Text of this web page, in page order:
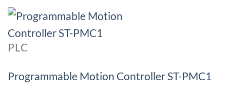
PLC
Programmable Motion Controller ST-PMC1